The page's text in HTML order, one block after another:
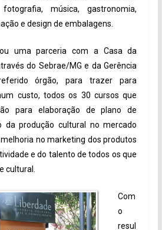
música, gastronomia,
e design de embalagens.
uma parceria com a Casa da
do Sebrae/MG e da Gerência
órgão, para trazer para
custo, todos os 30 cursos que
para elaboração de plano de
da produção cultural no mercado
no marketing dos produtos
e do talento de todos os que
cultural.
Com
o
resul